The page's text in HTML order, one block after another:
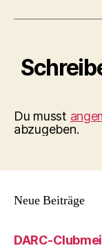
Du musst
abzugeben.
Neue Beiträge
DARC-